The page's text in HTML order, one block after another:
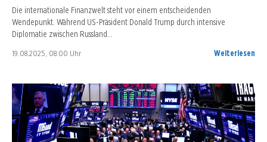
Die internationale Finanzwelt steht vor einem entscheidenden
Wendepunkt. Während US-Präsident Donald Trump durch intensive
Diplomatie zwischen Russland…
19.08.2025, 08:00 Uhr Weiterlesen